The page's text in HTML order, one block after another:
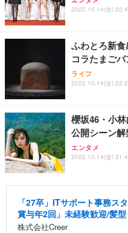
2022.10.14(金)
ふわとろ新
コラたまご
ライフ
2022.10.14(金)
櫻坂46・小
公開シーン解
エンタメ
2022.10.14(金)
「27卒」ITサポート事務ス
賞与年2回」未経験歓迎/髪
株式会社Creer